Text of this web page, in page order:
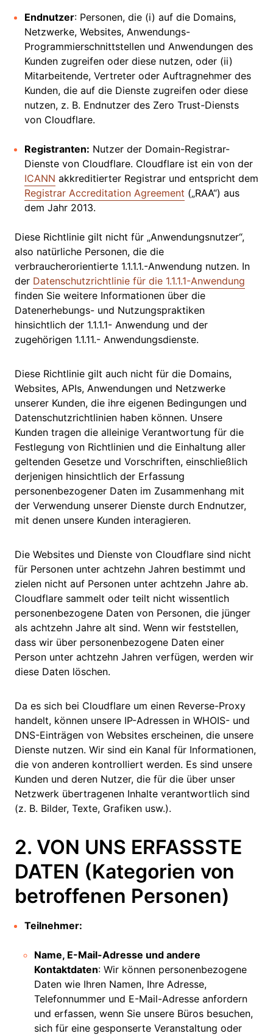
Endnutzer: Personen, die (i) auf die Domains,
Netzwerke, Websites, Anwendungs-
Programmierschnittstellen und Anwendungen des
Kunden zugreifen oder diese nutzen, oder (ii)
Mitarbeitende, Vertreter oder Auftragnehmer des
Kunden, die auf die Dienste zugreifen oder diese
nutzen, z. B. Endnutzer des Zero Trust-Diensts
von Cloudflare.
Registranten: Nutzer der Domain-Registrar-
Dienste von Cloudflare. Cloudflare ist ein von der
ICANN akkreditierter Registrar und entspricht dem
Registrar Accreditation Agreement („RAA“) aus
dem Jahr 2013.
Diese Richtlinie gilt nicht für „Anwendungsnutzer“,
also natürliche Personen, die die
verbraucherorientierte 1.1.1.1.-Anwendung nutzen. In
der Datenschutzrichtlinie für die 1.1.1.1-Anwendung
finden Sie weitere Informationen über die
Datenerhebungs- und Nutzungspraktiken
hinsichtlich der 1.1.1.1- Anwendung und der
zugehörigen 1.1.11.- Anwendungsdienste.
Diese Richtlinie gilt auch nicht für die Domains,
Websites, APIs, Anwendungen und Netzwerke
unserer Kunden, die ihre eigenen Bedingungen und
Datenschutzrichtlinien haben können. Unsere
Kunden tragen die alleinige Verantwortung für die
Festlegung von Richtlinien und die Einhaltung aller
geltenden Gesetze und Vorschriften, einschließlich
derjenigen hinsichtlich der Erfassung
personenbezogener Daten im Zusammenhang mit
der Verwendung unserer Dienste durch Endnutzer,
mit denen unsere Kunden interagieren.
Die Websites und Dienste von Cloudflare sind nicht
für Personen unter achtzehn Jahren bestimmt und
zielen nicht auf Personen unter achtzehn Jahre ab.
Cloudflare sammelt oder teilt nicht wissentlich
personenbezogene Daten von Personen, die jünger
als achtzehn Jahre alt sind. Wenn wir feststellen,
dass wir über personenbezogene Daten einer
Person unter achtzehn Jahren verfügen, werden wir
diese Daten löschen.
Da es sich bei Cloudflare um einen Reverse-Proxy
handelt, können unsere IP-Adressen in WHOIS- und
DNS-Einträgen von Websites erscheinen, die unsere
Dienste nutzen. Wir sind ein Kanal für Informationen,
die von anderen kontrolliert werden. Es sind unsere
Kunden und deren Nutzer, die für die über unser
Netzwerk übertragenen Inhalte verantwortlich sind
(z. B. Bilder, Texte, Grafiken usw.).
2. VON UNS ERFASSSTE
DATEN (Kategorien von
betroffenen Personen)
Teilnehmer:
Name, E-Mail-Adresse und andere
Kontaktdaten: Wir können personenbezogene
Daten wie Ihren Namen, Ihre Adresse,
Telefonnummer und E-Mail-Adresse anfordern
und erfassen, wenn Sie unsere Büros besuchen,
sich für eine gesponserte Veranstaltung oder